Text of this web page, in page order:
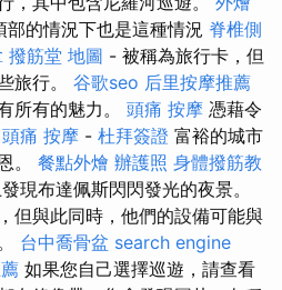
部的情況下也是這種情況 脊椎側
撥筋堂 地圖 - 被稱為旅行卡，但
旅行。 谷歌seo 后里按摩推薦
所有的魅力。 頭痛 按摩 憑藉令
頭痛 按摩 - 杜拜簽證 富裕的城市
。 餐點外燴 辦護照 身體撥筋教
現布達佩斯閃閃發光的夜景。
但與此同時，他們的設備可能與
台中喬骨盆 search engine
如果您自己選擇巡遊，請查看